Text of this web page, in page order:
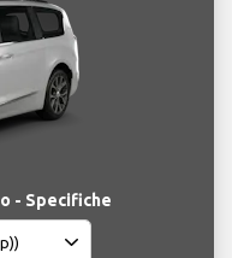
- Specifiche